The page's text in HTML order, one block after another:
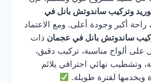
وتركيب ساندوتش بانل في
راحة أكبر وجودة أعلى. ومع الاعتماد
ساندوتش بانل في عجمان ذات
ألواح مناسبة، تركيب دقيق،
وتشطيب نهائي احترافي يلائم
ويخدمها لفترة طويلة.